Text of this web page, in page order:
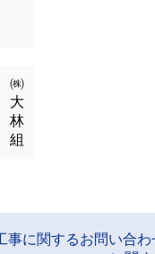
㈱
大
林
組
事に関するお問い合